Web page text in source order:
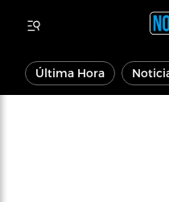
Última Hora